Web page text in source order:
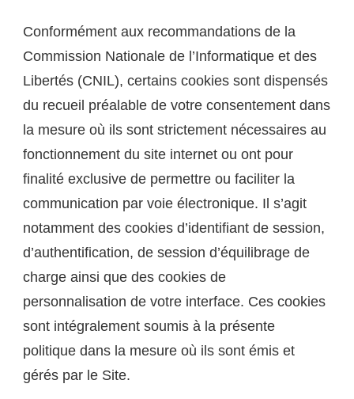
Conformément aux recommandations de la
Commission Nationale de l’Informatique et des
Libertés (CNIL), certains cookies sont dispensés
du recueil préalable de votre consentement dans
la mesure où ils sont strictement nécessaires au
fonctionnement du site internet ou ont pour
finalité exclusive de permettre ou faciliter la
communication par voie électronique. Il s’agit
notamment des cookies d’identifiant de session,
d’authentification, de session d’équilibrage de
charge ainsi que des cookies de
personnalisation de votre interface. Ces cookies
sont intégralement soumis à la présente
politique dans la mesure où ils sont émis et
gérés par le Site.